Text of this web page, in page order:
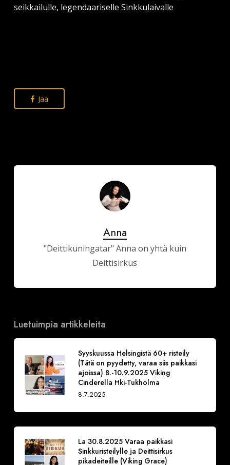
seikkailulle, legendaariselle Sinkkulaivalle
Jaa
Anna
"Deittikuningatar" Anna on yhtä kuin
Deittisirkus
Luetuimpia artikkeleita
Syyskuussa Helsingistä 60+ risteily
(Tätä on pyydetty, varaa siis paikkasi
ajoissa) 8.-10.9.2025 Viking
Cinderella Hki-Tukholma
8.7.2025
La 30.8.2025 Varaa paikkasi
Sinkkuristeilylle ja Deittisirkus
pikadeiteille (Viking Grace)